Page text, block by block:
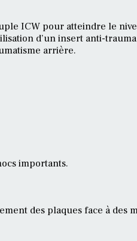
ICW pour atteindre le
d’un insert anti-trauma
arrière.
importants.
des plaques face à des